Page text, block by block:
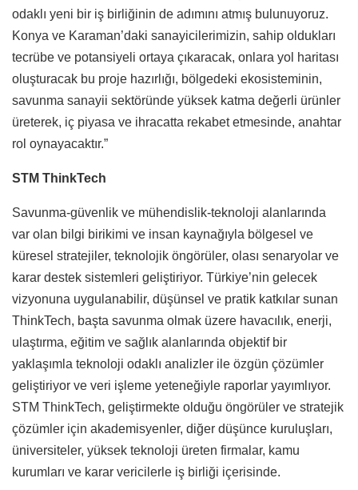
odaklı yeni bir iş birliğinin de adımını atmış bulunuyoruz.
Konya ve Karaman’daki sanayicilerimizin, sahip oldukları
tecrübe ve potansiyeli ortaya çıkaracak, onlara yol haritası
oluşturacak bu proje hazırlığı, bölgedeki ekosisteminin,
savunma sanayii sektöründe yüksek katma değerli ürünler
üreterek, iç piyasa ve ihracatta rekabet etmesinde, anahtar
rol oynayacaktır.”
STM ThinkTech
Savunma-güvenlik ve mühendislik-teknoloji alanlarında
var olan bilgi birikimi ve insan kaynağıyla bölgesel ve
küresel stratejiler, teknolojik öngörüler, olası senaryolar ve
karar destek sistemleri geliştiriyor. Türkiye’nin gelecek
vizyonuna uygulanabilir, düşünsel ve pratik katkılar sunan
ThinkTech, başta savunma olmak üzere havacılık, enerji,
ulaştırma, eğitim ve sağlık alanlarında objektif bir
yaklaşımla teknoloji odaklı analizler ile özgün çözümler
geliştiriyor ve veri işleme yeteneğiyle raporlar yayımlıyor.
STM ThinkTech, geliştirmekte olduğu öngörüler ve stratejik
çözümler için akademisyenler, diğer düşünce kuruluşları,
üniversiteler, yüksek teknoloji üreten firmalar, kamu
kurumları ve karar vericilerle iş birliği içerisinde.